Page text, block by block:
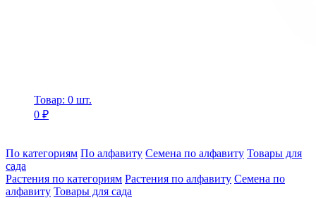
Товар: 0 шт.
0 ₽
По категориям По алфавиту Семена по алфавиту Товары для
сада
Растения по категориям Растения по алфавиту Семена по
алфавиту Товары для сада